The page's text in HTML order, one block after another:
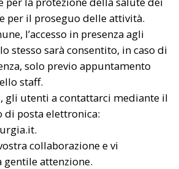
per il proseguo delle attività.
l’accesso in presenza agli
stesso sarà consentito, in caso di
solo previo appuntamento
staff.
gli utenti a contattarci mediante il
di posta elettronica:
collaborazione e vi
attenzione.